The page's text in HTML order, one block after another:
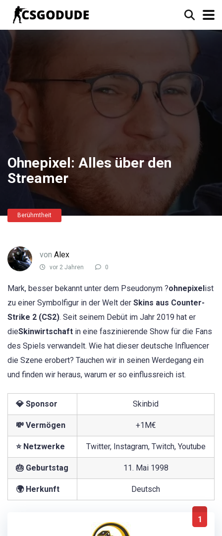
Ohnepixel: Alles über den
Streamer
Berühmtheit
von Alex
vor 2 Jahren 0
Mark, besser bekannt unter dem Pseudonym ?ohnepixelist
zu einer Symbolfigur in der Welt der Skins aus Counter-
Strike 2 (CS2). Seit seinem Debüt im Jahr 2019 hat er
dieSkinwirtschaft in eine faszinierende Show für die Fans
des Spiels verwandelt. Wie hat dieser deutsche Influencer
die Szene erobert? Tauchen wir in seinen Werdegang ein
und finden wir heraus, warum er so einflussreich ist.
💎 Sponsor Skinbid
💸 Vermögen +1M€
⭐ Netzwerke Twitter, Instagram, Twitch, Youtube
🎂 Geburtstag 11. Mai 1998
🌍 Herkunft Deutsch
1